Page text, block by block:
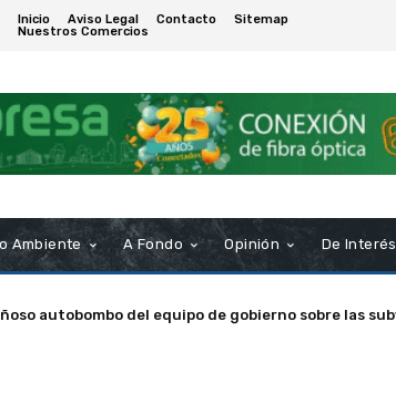
Inicio Aviso Legal Contacto
Sitemap
Nuestros Comercios
Ambiente A Fondo Opinión De Interés
Socio de Honor a Manuel Rosendo Sánchez